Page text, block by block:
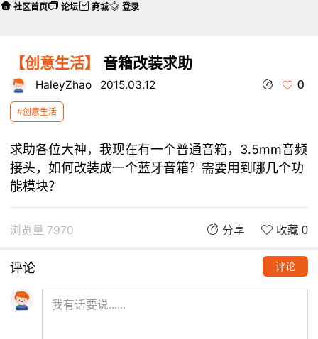
【创意生活】 音箱改装求助
HaleyZhao 2015.03.12 0
#创意生活
求助各位大神，我现在有一个普通音箱，3.5mm音频
接头，如何改装成一个蓝牙音箱？需要用到哪几个功
能模块？
浏览量 7970 分享 收藏 0
评论 评论
社区首页 论坛 商城 登录